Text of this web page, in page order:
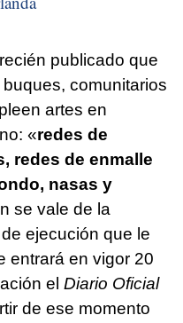
publicado que
comunitarios
artes en
«redes de
redes de enmalle
nasas y
se vale de la
ejecución que le
entrará en vigor 20
el Diario Oficial
de ese momento